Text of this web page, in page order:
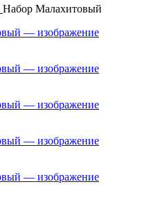
Набор Малахитовый